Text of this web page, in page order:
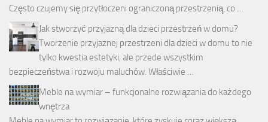
Często czujemy się przytłoczeni ograniczoną przestrzenią, co …
Jak stworzyć przyjazną dla dzieci przestrzeń w domu?
Tworzenie przyjaznej przestrzeni dla dzieci w domu to nie
tylko kwestia estetyki, ale przede wszystkim
bezpieczeństwa i rozwoju maluchów. Właściwie …
Meble na wymiar – funkcjonalne rozwiązania do każdego
wnętrza